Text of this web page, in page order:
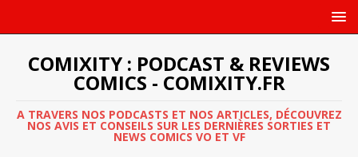
COMIXITY : PODCAST & REVIEWS
COMICS - COMIXITY.FR
A TRAVERS NOS PODCASTS ET NOS ARTICLES, DÉCOUVREZ
NOS AVIS ET CONSEILS SUR LES DERNIÈRES SORTIES ET
NEWS COMICS VO ET VF